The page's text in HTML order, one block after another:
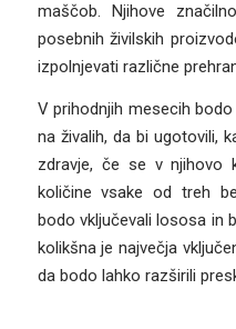
maščob. Njihove
posebnih živilskih
izpolnjevati različne
V prihodnjih mesecih
na živalih, da bi ugotovili,
zdravje, če se v njihovo
količine vsake od treh
bodo vključevali lososa in
kolikšna je največja
da bodo lahko razširili